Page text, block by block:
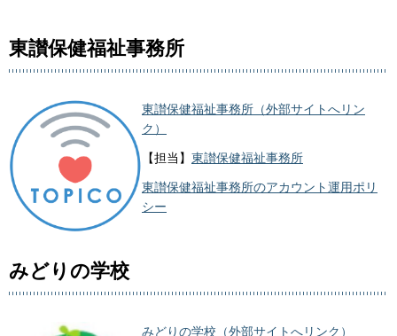
東讃保健福祉事務所
東讃保健福祉事務所（外部サイトへリン
ク）
【担当】 東讃保健福祉事務所
東讃保健福祉事務所のアカウント運用ポリ
シー
みどりの学校
みどりの学校（外部サイトへリンク）